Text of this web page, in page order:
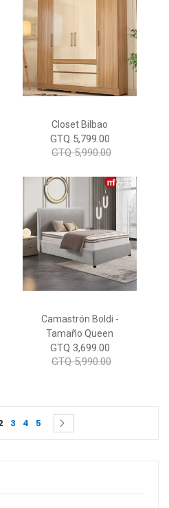
Closet Bilbao
GTQ 5,799.00
GTQ 5,990.00
Camastrón Boldi -
Tamaño Queen
GTQ 3,699.00
GTQ 5,990.00
You're currently reading page
Page
3 Page
4 Page
5 Page